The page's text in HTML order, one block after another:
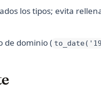
los tipos; evita
de dominio (